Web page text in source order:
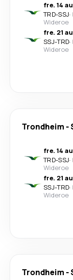
fre. 14
TRD-SSJ·
Wideroe
fre. 21
SSJ-TRD·
Wideroe
Trondheim -
fre. 14
TRD-SSJ·
Wideroe
fre. 21
SSJ-TRD·
Wideroe
Trondheim -